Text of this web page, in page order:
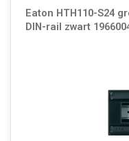
Eaton HTH110-S24
DIN-rail zwart